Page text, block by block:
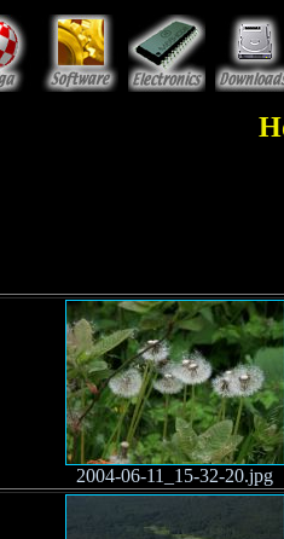
2004-06-11_15-32-20.jpg